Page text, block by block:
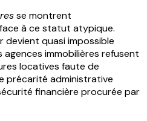
se montrent
à ce statut atypique.
devient quasi impossible
immobilières refusent
locatives faute de
précarité administrative
financière procurée par